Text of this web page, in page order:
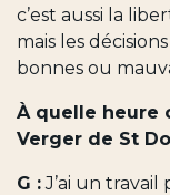
c’est aussi la
mais les
bonnes ou
À quelle heure
Verger de St
G :J’ai un